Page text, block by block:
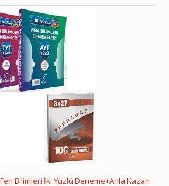
Bilimleri İki Yüzlü Deneme+Anla Kazan